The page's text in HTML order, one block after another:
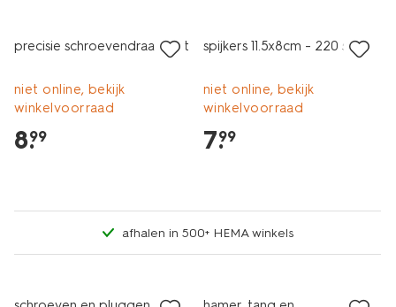
precisie schroevendraaierset
niet online, bekijk
winkelvoorraad
8.
99
spijkers 11.5x8cm - 220 stuks
niet online, bekijk
winkelvoorraad
7.
99
afhalen in 500+ HEMA winkels